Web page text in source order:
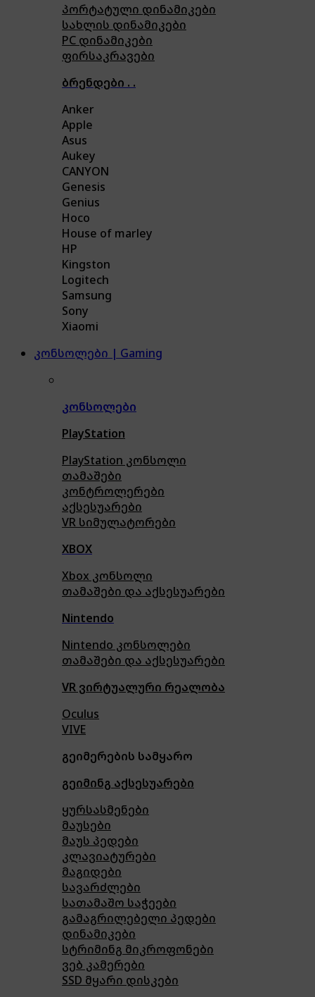
პორტატული დინამიკები
სახლის დინამიკები
PC დინამიკები
ფირსაკრავები
ბრენდები . .
Anker
Apple
Asus
Aukey
CANYON
Genesis
Genius
Hoco
House of marley
HP
Kingston
Logitech
Samsung
Sony
Xiaomi
კონსოლები | Gaming
კონსოლები
PlayStation
PlayStation კონსოლი
თამაშები
კონტროლერები
აქსესუარები
VR სიმულატორები
XBOX
Xbox კონსოლი
თამაშები და აქსესუარები
Nintendo
Nintendo კონსოლები
თამაშები და აქსესუარები
VR ვირტუალური რეალობა
Oculus
VIVE
გეიმერების სამყარო
გეიმინგ აქსესუარები
ყურსასმენები
მაუსები
მაუს პედები
კლავიატურები
მაგიდები
სავარძლები
სათამაშო საჭეები
გამაგრილებელი პედები
დინამიკები
სტრიმინგ მიკროფონები
ვებ კამერები
SSD მყარი დისკები